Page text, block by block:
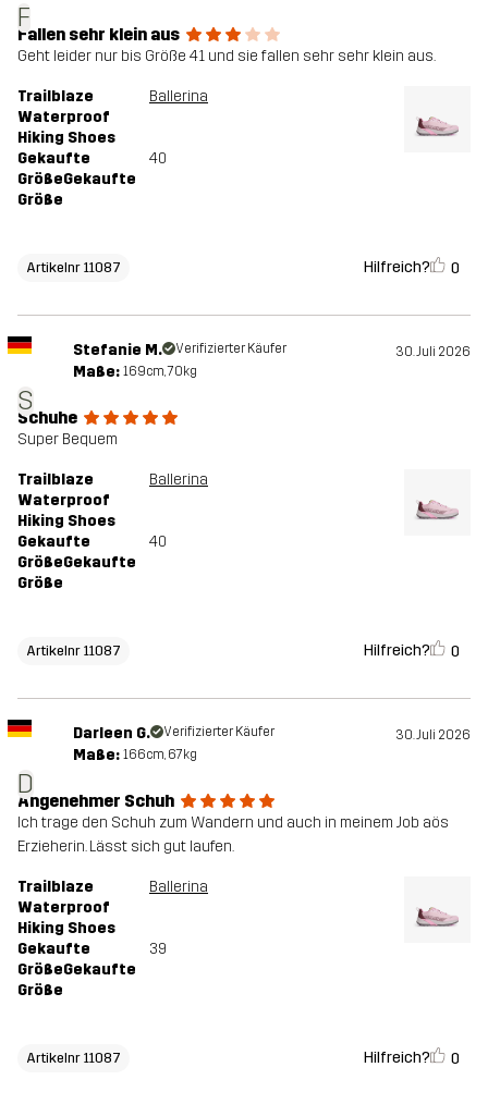
F
Fallen sehr klein aus
Geht leider nur bis Größe 41 und sie fallen sehr sehr klein aus.
Trailblaze
Waterproof
Hiking Shoes
Ballerina
Gekaufte
GrößeGekaufte
Größe
40
Artikelnr 11087 Hilfreich? 0
S
Stefanie M. Verifizierter Käufer 30. Juli 2026
Maße: 169cm, 70kg
Schuhe
Super Bequem
Trailblaze
Waterproof
Hiking Shoes
Ballerina
Gekaufte
GrößeGekaufte
Größe
40
Artikelnr 11087 Hilfreich? 0
D
Darleen G. Verifizierter Käufer 30. Juli 2026
Maße: 166cm, 67kg
Angenehmer Schuh
Ich trage den Schuh zum Wandern und auch in meinem Job aös
Erzieherin. Lässt sich gut laufen.
Trailblaze
Waterproof
Hiking Shoes
Ballerina
Gekaufte
GrößeGekaufte
Größe
39
Artikelnr 11087 Hilfreich? 0